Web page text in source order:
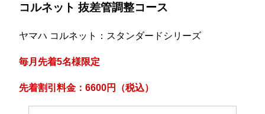
コルネット 抜差管調整コース
ヤマハ コルネット：スタンダードシリーズ
毎月先着5名様限定
先着割引料金：6600円（税込）